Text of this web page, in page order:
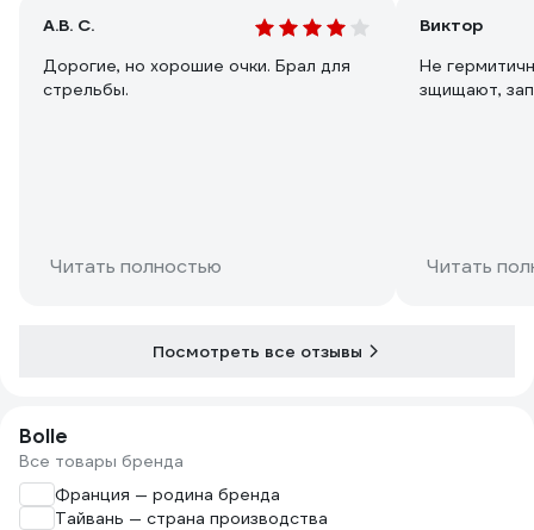
А.В. С.
Дорогие, но хорошие очки. Брал для
стрельбы.
Читать полностью
Виктор
Не
зщищают,
Читать
Посмотреть все отзывы
Bolle
Все товары бренда
Франция — родина бренда
Тайвань — страна производства